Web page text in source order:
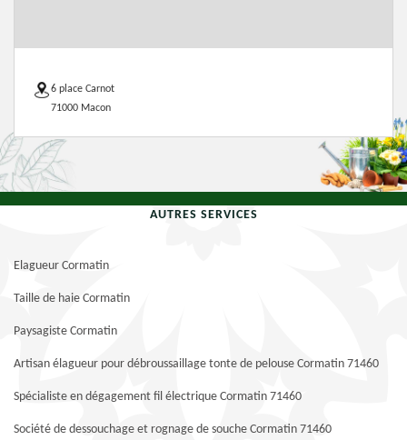
6 place Carnot
71000 Macon
AUTRES SERVICES
Elagueur Cormatin
Taille de haie Cormatin
Paysagiste Cormatin
Artisan élagueur pour débroussaillage tonte de pelouse Cormatin 71460
Spécialiste en dégagement fil électrique Cormatin 71460
Société de dessouchage et rognage de souche Cormatin 71460